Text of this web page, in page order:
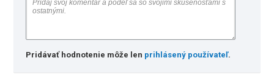
Pridávať hodnotenie môže len prihlásený používateľ.